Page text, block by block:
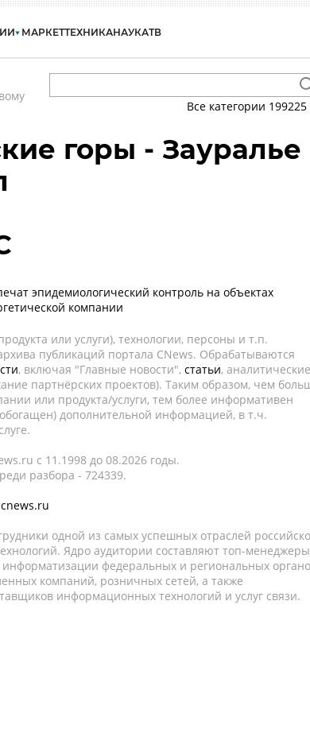
МАРКЕТТЕХНИКАНАУКАТВ
Все категории 199225
горы - Зауралье
эпидемиологический контроль на объектах
компании
или услуги), технологии, персоны и т.п.
публикаций портала CNews. Обрабатываются
, включая "Главные новости", статьи, аналитические
партнёрских проектов). Таким образом, чем
или продукта/услуги, тем более информативен
дополнительной информацией, в т.ч.
c 11.1998 до 08.2026 годы.
разбора - 724339.
одной из самых успешных отраслей
Ядро аудитории составляют топ-
федеральных и региональных
компаний, розничных сетей, а также
информационных технологий и услуг связи.